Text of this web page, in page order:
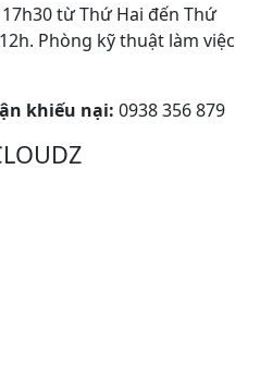
từ Thứ Hai đến Thứ
Phòng kỹ thuật làm việc
khiếu nại: 0938 356 879